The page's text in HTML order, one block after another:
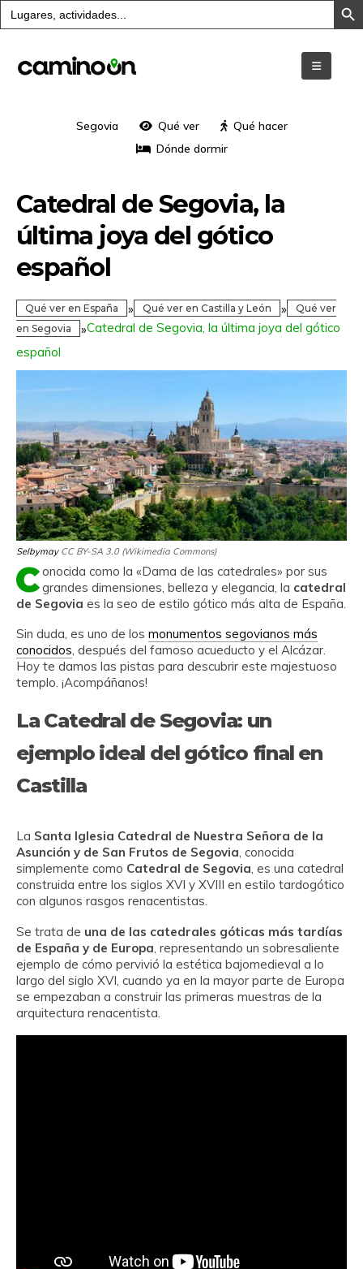
Buscar:
Segovia Qué ver
Qué hacer
Dónde dormir
Catedral de Segovia, la
última joya del gótico
español
Qué ver en España » Qué ver en Castilla y León »
Qué ver
en Segovia
»Catedral de Segovia, la última joya del gótico
español
SelbymayCC BY-SA 3.0 (Wikimedia Commons)
Conocida como la «Dama de las catedrales» por sus
grandes dimensiones, belleza y elegancia, la catedral
de Segovia es la seo de estilo gótico más alta de España.
Sin duda, es uno de los monumentos segovianos más
conocidos, después del famoso acueducto y el Alcázar.
Hoy te damos las pistas para descubrir este majestuoso
templo. ¡Acompáñanos!
La Catedral de Segovia: un
ejemplo ideal del gótico final en
Castilla
La Santa Iglesia Catedral de Nuestra Señora de la
Asunción y de San Frutos de Segovia, conocida
simplemente como Catedral de Segovia, es una catedral
construida entre los siglos XVI y XVIII en estilo tardogótico
con algunos rasgos renacentistas.
Se trata de una de las catedrales góticas más tardías
de España y de Europa , representando un sobresaliente
ejemplo de cómo pervivió la estética bajomedieval a lo
largo del siglo XVI, cuando ya en la mayor parte de Europa
se empezaban a construir las primeras muestras de la
arquitectura renacentista.